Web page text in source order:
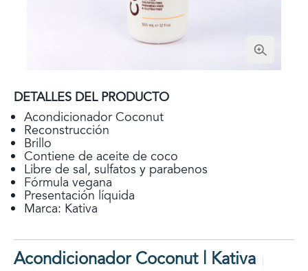
DETALLES DEL PRODUCTO
Acondicionador Coconut
Reconstrucción
Brillo
Contiene de aceite de coco
Libre de sal, sulfatos y parabenos
Fórmula vegana
Presentación líquida
Marca: Kativa
Acondicionador Coconut | Kativa